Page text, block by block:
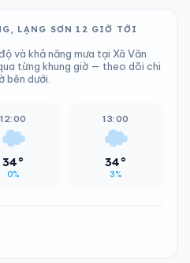
LẠNG SƠN 12 GIỜ TỚI
và khả năng mưa tại Xã Văn
từng khung giờ — theo dõi chi
bên dưới.
12:00
34°
0%
13:00
34°
3%